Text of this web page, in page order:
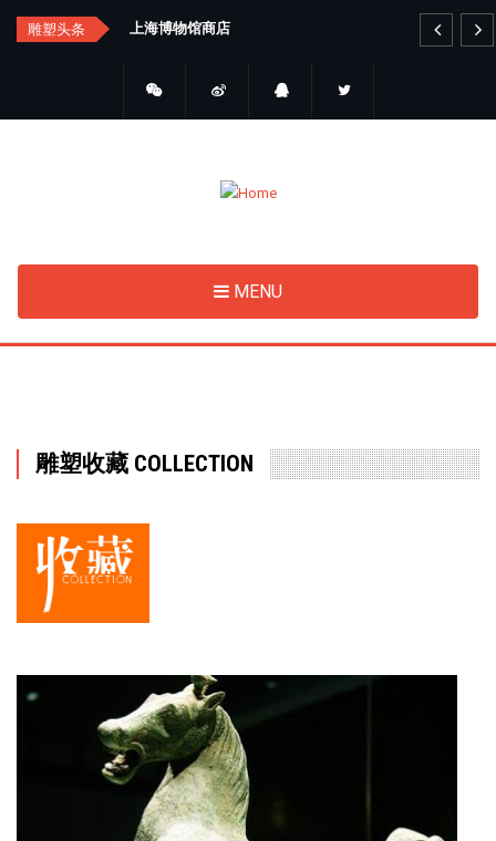
Skip
雕塑头条 上海博物馆商店
MENU
雕塑收藏 COLLECTION